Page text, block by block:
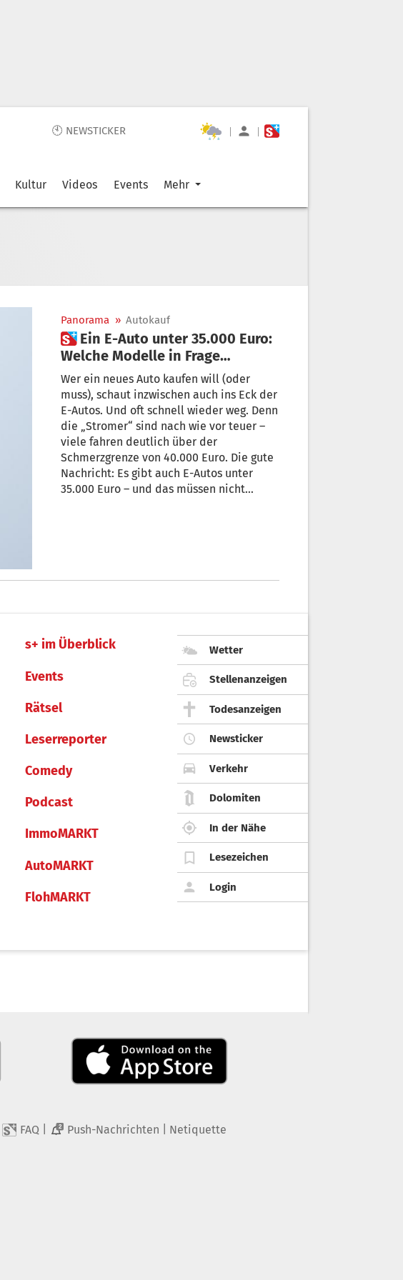
🕙 NEWSTICKER | |
Kultur Videos Events Mehr
Panorama » Autokauf
 Ein E-Auto unter 35.000 Euro:
Welche Modelle in Frage
kommen
Wer ein neues Auto kaufen will (oder
muss), schaut inzwischen auch ins Eck der
E-Autos. Und oft schnell wieder weg. Denn
die „Stromer“ sind nach wie vor teuer –
viele fahren deutlich über der
Schmerzgrenze von 40.000 Euro. Die gute
Nachricht: Es gibt auch E-Autos unter
35.000 Euro – und das müssen nicht
s+ im Überblick
Events
Rätsel
Leserreporter
Comedy
Podcast
ImmoMARKT
AutoMARKT
FlohMARKT
Wetter
Stellenanzeigen
Todesanzeigen
Newsticker
Verkehr
Dolomiten
In der Nähe
Lesezeichen
Login
FAQ 2 Push-Nachrichten Netiquette